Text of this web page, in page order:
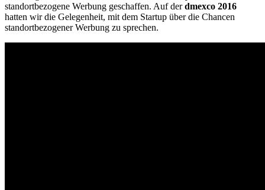
standortbezogene Werbung geschaffen. Auf derdmexco 2016
hatten wir die Gelegenheit, mit dem Startup über die Chancen
standortbezogener Werbung zu sprechen.